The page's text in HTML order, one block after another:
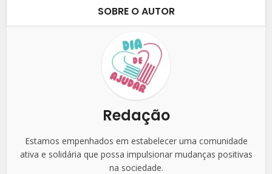
SOBRE O AUTOR
Redação
Estamos empenhados em estabelecer uma comunidade
ativa e solidária que possa impulsionar mudanças positivas
na sociedade.